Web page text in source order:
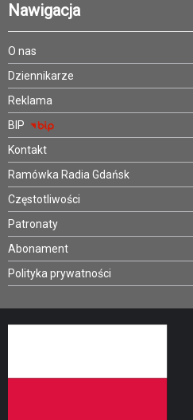
Nawigacja
O nas
Dziennikarze
Reklama
BIP
Kontakt
Ramówka Radia Gdańsk
Częstotliwości
Patronaty
Abonament
Polityka prywatności